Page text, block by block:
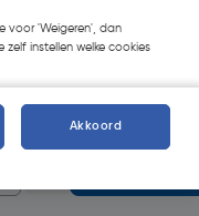
voor 'Weigeren', dan
instellen welke cookies
Akkoord